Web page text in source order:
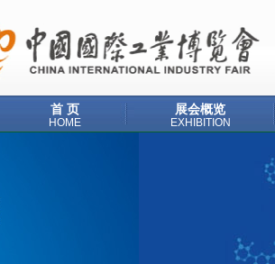
首 页
HOME
展会概览
EXHIBITION